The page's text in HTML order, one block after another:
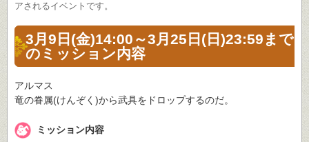
アされるイベントです。
3月9日(金)14:00～3月25日(日)23:59まで
のミッション内容
アルマス
竜の眷属(けんぞく)から武具をドロップするのだ。
ミッション内容